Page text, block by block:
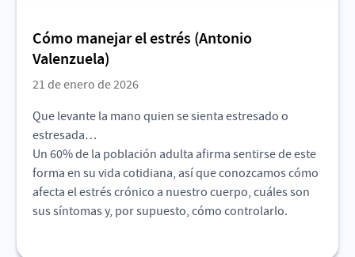
Cómo manejar el estrés (Antonio
Valenzuela)
21 de enero de 2026
Que levante la mano quien se sienta estresado o
estresada…
Un 60% de la población adulta afirma sentirse de este
forma en su vida cotidiana, así que conozcamos cómo
afecta el estrés crónico a nuestro cuerpo, cuáles son
sus síntomas y, por supuesto, cómo controlarlo.